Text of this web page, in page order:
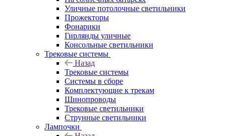
Уличные потолочные светильники
Прожекторы
Фонарики
Гирлянды уличные
Консольные светильники
Трековые системы
Назад
Трековые системы
Системы в сборе
Комплектующие к трекам
Шинопроводы
Трековые светильники
Струнные светильники
Лампочки